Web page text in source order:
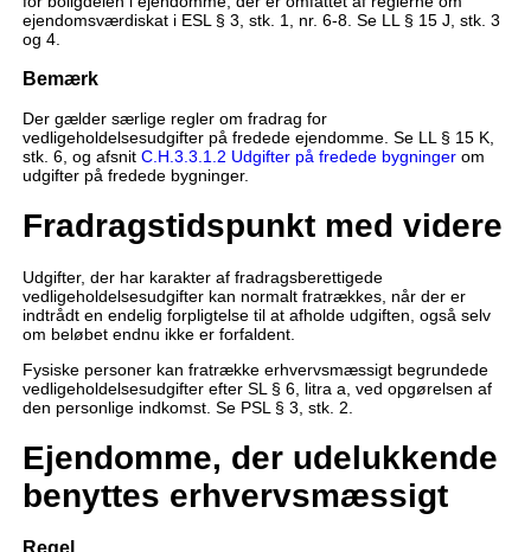
ejendomsværdiskat i ESL § 3, stk. 1, nr. 6-8. Se LL § 15 J, stk. 3
og 4.
Bemærk
Der gælder særlige regler om fradrag for
vedligeholdelsesudgifter på fredede ejendomme. Se LL § 15 K,
stk. 6, og afsnit C.H.3.3.1.2 Udgifter på fredede bygningerom
udgifter på fredede bygninger.
Fradragstidspunkt med videre
Udgifter, der har karakter af fradragsberettigede
vedligeholdelsesudgifter kan normalt fratrækkes, når der er
indtrådt en endelig forpligtelse til at afholde udgiften, også selv
om beløbet endnu ikke er forfaldent.
Fysiske personer kan fratrække erhvervsmæssigt begrundede
vedligeholdelsesudgifter efter SL § 6, litra a, ved opgørelsen af
den personlige indkomst. Se PSL § 3, stk. 2.
Ejendomme, der udelukkende
benyttes erhvervsmæssigt
Regel